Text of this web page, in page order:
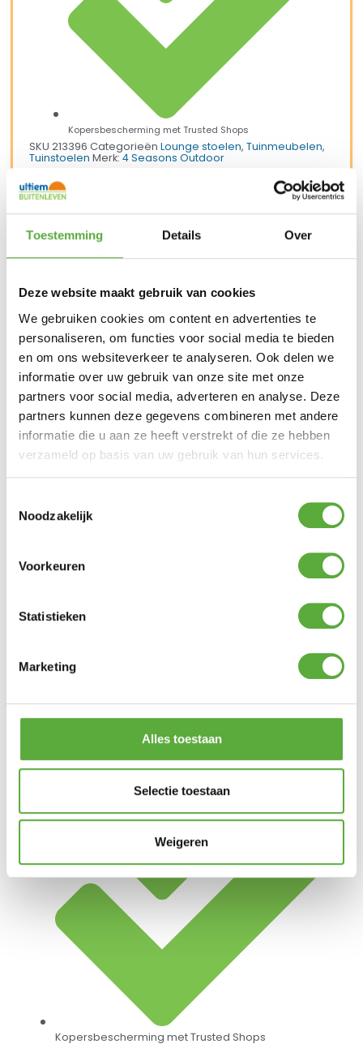
Toestemming Details Over
Deze website maakt gebruik van cookies
We gebruiken cookies om content en advertenties te
personaliseren, om functies voor social media te bieden
en om ons websiteverkeer te analyseren. Ook delen we
informatie over uw gebruik van onze site met onze
partners voor social media, adverteren en analyse. Deze
partners kunnen deze gegevens combineren met andere
informatie die u aan ze heeft verstrekt of die ze hebben
verzameld op basis van uw gebruik van hun services.
Noodzakelijk
Voorkeuren
Statistieken
Marketing
Alles toestaan
Selectie toestaan
Weigeren
Kopersbescherming met Trusted Shops
SKU213396Categorieën Lounge stoelen,Tuinmeubelen,
Tuinstoelen Merk:4 Seasons Outdoor
Achteraf betalen mogelijk
Kopersbescherming met Trusted Shops